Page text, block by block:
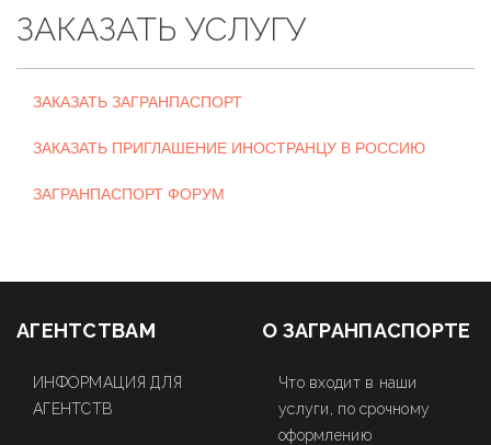
ЗАКАЗАТЬ УСЛУГУ
ЗАКАЗАТЬ ЗАГРАНПАСПОРТ
ЗАКАЗАТЬ ПРИГЛАШЕНИЕ ИНОСТРАНЦУ В РОССИЮ
ЗАГРАНПАСПОРТ ФОРУМ
АГЕНТСТВАМ
ИНФОРМАЦИЯ ДЛЯ
АГЕНТСТВ
О ЗАГРАНПАСПОРТЕ
Что входит в наши
услуги, по срочному
оформлению